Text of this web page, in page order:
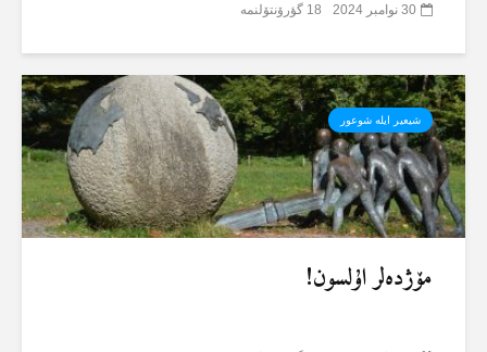
30 نوامبر 2024 18 گؤرۆنتۆلنمە
شیعیر ایلە شوعور
مۆژدەلر اۇلسون!